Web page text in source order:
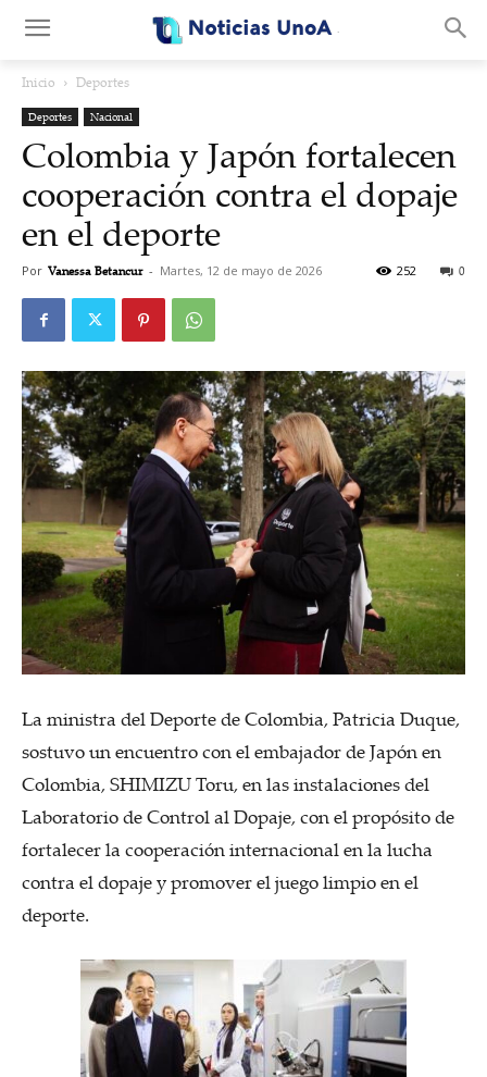
Inicio Deportes
Deportes Nacional
Colombia y Japón fortalecen
cooperación contra el dopaje
en el deporte
Por Vanessa Betancur - Martes, 12 de mayo de 2026 0
252
La ministra del Deporte de Colombia, Patricia Duque,
sostuvo un encuentro con el embajador de Japón en
Colombia, SHIMIZU Toru, en las instalaciones del
Laboratorio de Control al Dopaje, con el propósito de
fortalecer la cooperación internacional en la lucha
contra el dopaje y promover el juego limpio en el
deporte.